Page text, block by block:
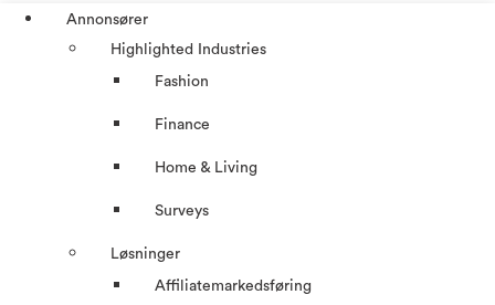
Annonsører
Highlighted Industries
Fashion
Finance
Home & Living
Surveys
Løsninger
Affiliatemarkedsføring